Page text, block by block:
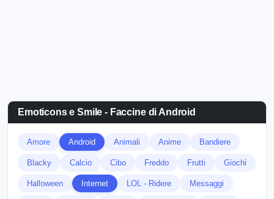
Emoticons e Smile - Faccine di Android
Amore Android Animali Anime Bandiere
Blacky Calcio Cibo Freddo Frutti Giochi
Halloween Internet LOL - Ridere Messaggi